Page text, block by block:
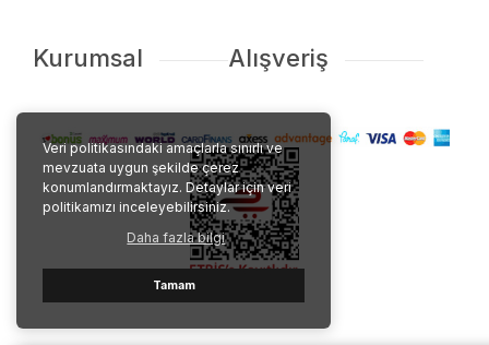
Veri politikasındaki amaçlarla sınırlı ve
mevzuata uygun şekilde çerez
konumlandırmaktayız. Detaylar için veri
politikamızı inceleyebilirsiniz.
Daha fazla bilgi
Tamam
Kurumsal Alışveriş